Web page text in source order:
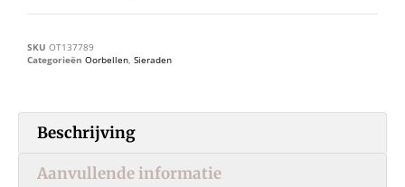
SKU OT137789
Categorieën Oorbellen, Sieraden
Beschrijving
Aanvullende informatie